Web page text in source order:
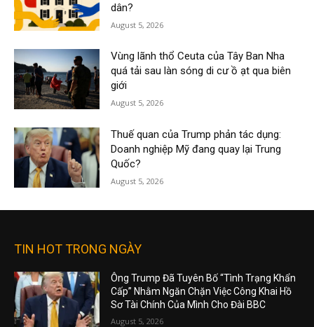
dân?
August 5, 2026
Vùng lãnh thổ Ceuta của Tây Ban Nha
quá tải sau làn sóng di cư ồ ạt qua biên
giới
August 5, 2026
Thuế quan của Trump phản tác dụng:
Doanh nghiệp Mỹ đang quay lại Trung
Quốc?
August 5, 2026
TIN HOT TRONG NGÀY
Ông Trump Đã Tuyên Bố “Tình Trạng Khẩn
Cấp” Nhằm Ngăn Chặn Việc Công Khai Hồ
Sơ Tài Chính Của Mình Cho Đài BBC
August 5, 2026